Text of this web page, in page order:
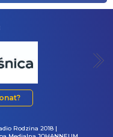
Rodzina 2018 |